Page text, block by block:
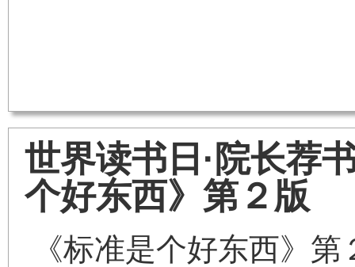
世界读书日·院长荐
个好东西》第２版
《标准是个好东西》